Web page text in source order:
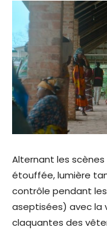
Alternant les
étouffée, lumière
contrôle pendant
aseptisées) avec la
claquantes des